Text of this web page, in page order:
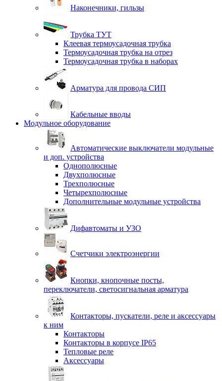
Наконечники, гильзы
Трубка ТУТ
Клеевая термоусадочная трубка
Термоусадочная трубка на отрез
Термоусадочная трубка в наборах
Арматура для провода СИП
Кабельные вводы
Модульное оборудование
Автоматические выключатели модульные
и доп. устройства
Однополюсные
Двухполюсные
Трехполюсные
Четырехполюсные
Дополнительные модульные устройства
Дифавтоматы и УЗО
Счетчики электроэнергии
Кнопки, кнопочные посты,
переключатели, светосигнальная арматура
Контакторы, пускатели, реле и аксессуары
к ним
Контакторы
Контакторы в корпусе IP65
Тепловые реле
Аксессуары